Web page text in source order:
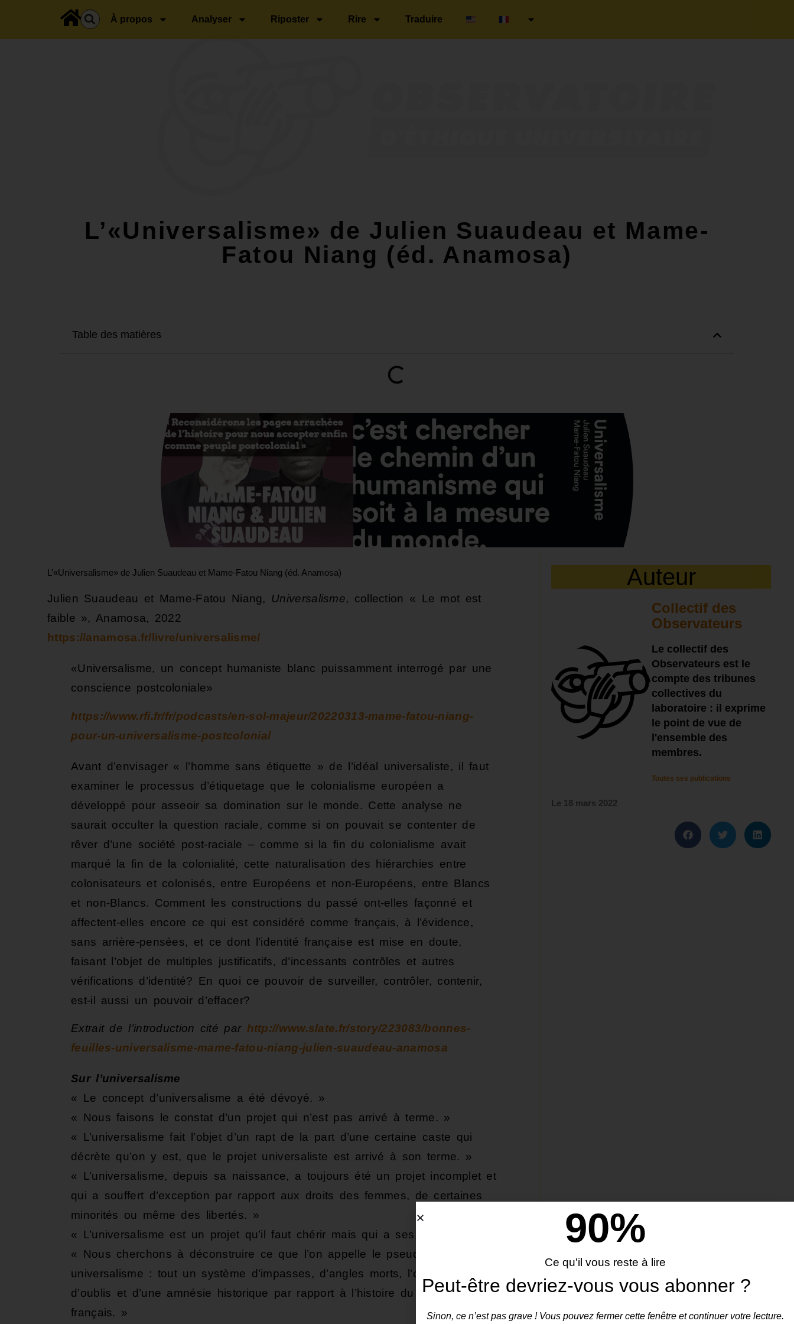
À propos Analyser Riposter Rire Traduire
L’«Universalisme» de Julien Suaudeau et Mame-
Fatou Niang (éd. Anamosa)
Table des matières
L’«Universalisme» de Julien Suaudeau et Mame-Fatou Niang (éd. Anamosa)
Julien Suaudeau et Mame-Fatou Niang, Universalisme, collection « Le mot est
faible », Anamosa, 2022
https://anamosa.fr/livre/universalisme/
«Universalisme, un concept humaniste blanc puissamment interrogé par une
conscience postcoloniale»
https://www.rfi.fr/fr/podcasts/en-sol-majeur/20220313-mame-fatou-niang-
pour-un-universalisme-postcolonial
Avant d’envisager « l’homme sans étiquette » de l’idéal universaliste, il faut
examiner le processus d’étiquetage que le colonialisme européen a
développé pour asseoir sa domination sur le monde. Cette analyse ne
saurait occulter la question raciale, comme si on pouvait se contenter de
rêver d’une société post-raciale – comme si la fin du colonialisme avait
marqué la fin de la colonialité, cette naturalisation des hiérarchies entre
colonisateurs et colonisés, entre Européens et non-Européens, entre Blancs
et non-Blancs. Comment les constructions du passé ont-elles façonné et
affectent-elles encore ce qui est considéré comme français, à l’évidence,
sans arrière-pensées, et ce dont l’identité française est mise en doute,
faisant l’objet de multiples justificatifs, d’incessants contrôles et autres
vérifications d’identité? En quoi ce pouvoir de surveiller, contrôler, contenir,
est-il aussi un pouvoir d’effacer?
Extrait de l’introduction cité par http://www.slate.fr/story/223083/bonnes-
feuilles-universalisme-mame-fatou-niang-julien-suaudeau-anamosa
Sur l’universalisme
« Le concept d’universalisme a été dévoyé. »
« Nous faisons le constat d’un projet qui n’est pas arrivé à terme. »
« L’universalisme fait l’objet d’un rapt de la part d’une certaine caste qui
décrète qu’on y est, que le projet universaliste est arrivé à son terme. »
« L’universalisme, depuis sa naissance, a toujours été un projet incomplet et
qui a souffert d’exception par rapport aux droits des femmes, de certaines
minorités ou même des libertés. »
« L’universalisme est un projet qu’il faut chérir mais qui a ses failles. »
« Nous cherchons à déconstruire ce que l’on appelle le pseudo
universalisme : tout un système d’impasses, d’angles morts, l’organisation
d’oublis et d’une amnésie historique par rapport à l’histoire du colonialisme
français. »
Auteur
Collectif des
Observateurs
Le collectif des
Observateurs est le
compte des tribunes
collectives du
laboratoire : il exprime
le point de vue de
l'ensemble des
membres.
Toutes ses publications
Le 18 mars 2022
Ce qu'il vous reste à lire
90%
Peut-être devriez-vous vous abonner ?
Sinon, ce n’est pas grave ! Vous pouvez fermer cette fenêtre et continuer votre lecture.